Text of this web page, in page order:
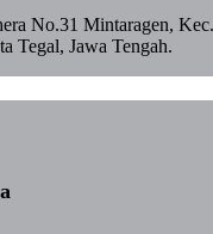
No.31 Mintaragen,
Tegal, Jawa Tengah.